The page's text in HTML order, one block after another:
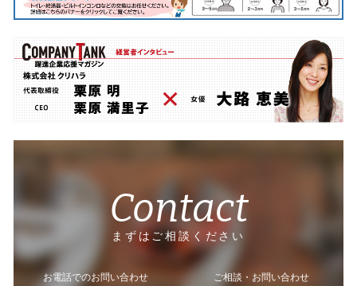
Contact
まずはご相談ください
お電話でのお問い合わせ ご相談・お問い合わせ